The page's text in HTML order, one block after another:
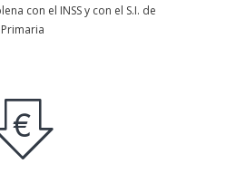
con el INSS y con el S.I. de
Primaria